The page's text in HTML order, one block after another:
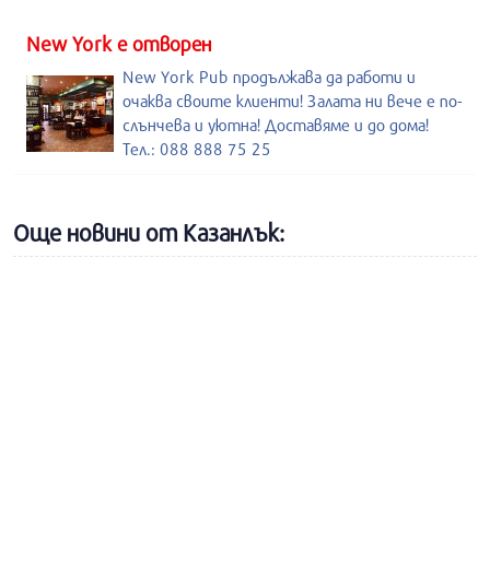
New York е отворен
New York Pub продължава да работи и
очаква своите клиенти! Залата ни вече е по-
слънчева и уютна! Доставяме и до дома!
Тел.: 088 888 75 25
Още новини от Казанлък: